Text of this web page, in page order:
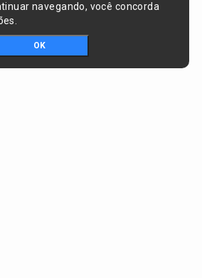
navegando, você concorda
OK